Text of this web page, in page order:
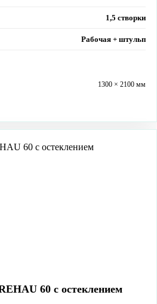
1,5 створки
Рабочая + штульп
1300 × 2100 мм
60 с остеклением